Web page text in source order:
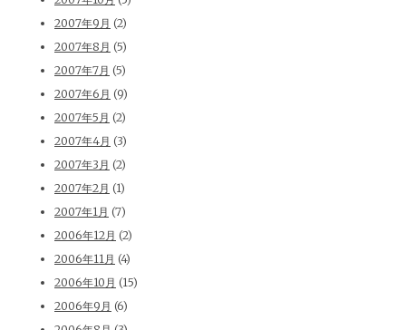
2007年9月 (2)
2007年8月 (5)
2007年7月 (5)
2007年6月 (9)
2007年5月 (2)
2007年4月 (3)
2007年3月 (2)
2007年2月 (1)
2007年1月 (7)
2006年12月 (2)
2006年11月 (4)
2006年10月 (15)
2006年9月 (6)